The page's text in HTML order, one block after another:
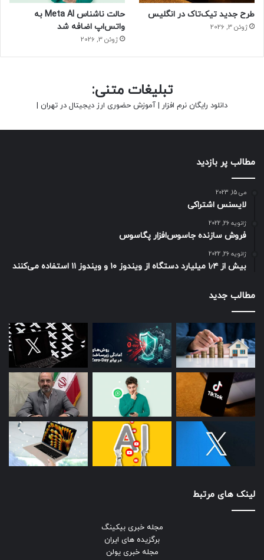
طرح جدید تیک‌تاک در انگلیس
ژوئن 3, 2026
حالت ناشناس Meta AI به
واتس‌اپ اضافه شد
ژوئن 3, 2026
تبلیغات متنی:
دانلود رایگان نرم افزار | آموزش حضوری ارز دیجیتال در تهران |
مطالب پر بازدید
می 15, 2023
لایسنس اشتراکی
ژانویه 26, 2022
فروش سازنده جاسوس‌افزار پگاسوس
ژانویه 26, 2022
بیش از ۱٫۴ میلیارد دستگاه از ویندوز ۱۰ و ویندوز ۱۱ استفاده می‌کنند
مطالب جدید
لینک های مرتبط
مجله خبری بیکینگ
برگزیده های ایران
مجله خبری یولن